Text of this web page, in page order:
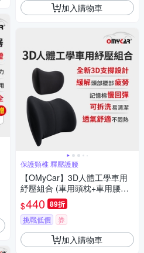
加入購物車
保護頸椎 釋壓護腰
【OMyCar】3D人體工學車用
紓壓組合 (車用頭枕+車用腰靠
枕)
$440 89折
挑戰低價 券
加入購物車